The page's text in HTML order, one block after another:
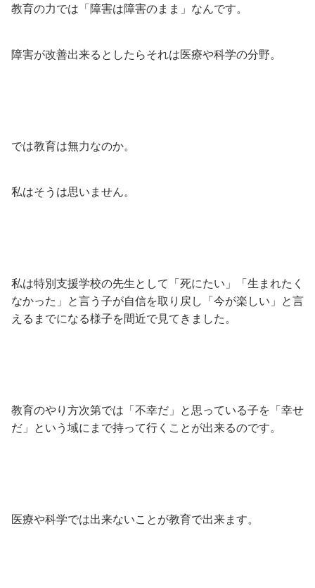
教育の力では「障害は障害のまま」なんです。
障害が改善出来るとしたらそれは医療や科学の分野。
では教育は無力なのか。
私はそうは思いません。
私は特別支援学校の先生として「死にたい」「生まれたく
なかった」と言う子が自信を取り戻し「今が楽しい」と言
えるまでになる様子を間近で見てきました。
教育のやり方次第では「不幸だ」と思っている子を「幸せ
だ」という域にまで持って行くことが出来るのです。
医療や科学では出来ないことが教育で出来ます。